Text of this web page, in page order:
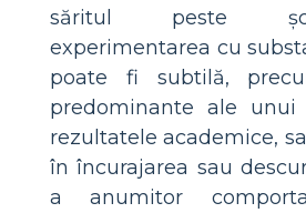
săritul peste
experimentarea cu
poate fi subtilă,
predominante ale
rezultatele academice,
în încurajarea sau
a anumitor